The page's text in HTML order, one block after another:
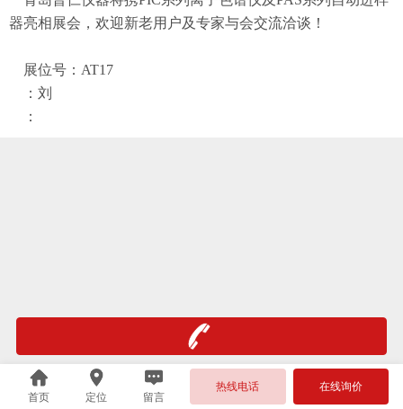
器亮相展会，欢迎新老用户及专家与会交流洽谈！
展位号：AT17
：刘
：
首页 定位 留言
热线电话 在线询价